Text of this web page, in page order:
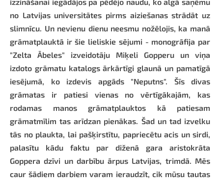
izzināšanai iegādājos pa pēdējo naudu, ko algā saņēmu
no Latvijas universitātes pirms aiziešanas strādāt uz
slimnīcu. Un nevienu dienu neesmu nožēlojis, ka manā
grāmatplauktā ir šie lieliskie sējumi - monogrāfija par
"Zelta Ābeles" izveidotāju Miķeli Gopperu un viņa
izdoto grāmatu katalogs ārkārtīgi glaunā un pamatīgā
iesējumā, ko izdevis apgāds "Neputns". Šīs divas
grāmatas ir patiesi vienas no vērtīgākajām, kas
rodamas manos grāmatplauktos kā patiesam
grāmatmīlim tas arīdzan pienākas. Šad un tad izvelku
tās no plaukta, lai pašķirstītu, papriecētu acis un sirdi,
palasītu kādu faktu par diženā gara aristokrāta
Goppera dzīvi un darbību ārpus Latvijas, trimdā. Mēs
caur šādiem darbiem varam ieraudzīt, cik mūsu tautas